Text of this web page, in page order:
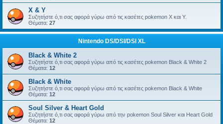
X & Y
Συζητήστε ό,τι σας αφορά γύρω από τις κασέτες pokemon X και Y.
Θέματα: 27
Nintendo DS/DSI/DSI XL
Black & White 2
Συζητήστε ό,τι σας αφορά γύρω από τις κασέτες pokemon Black & White 2
Θέματα: 12
Black & White
Συζητήστε ό,τι σας αφορά γύρω από τις κασέτες pokemon Black & White
Θέματα: 12
Soul Silver & Heart Gold
Συζητήστε ό,τι σας αφορά γύρω από την pokemon Soul Silver και Heart Gold
Θέματα: 12